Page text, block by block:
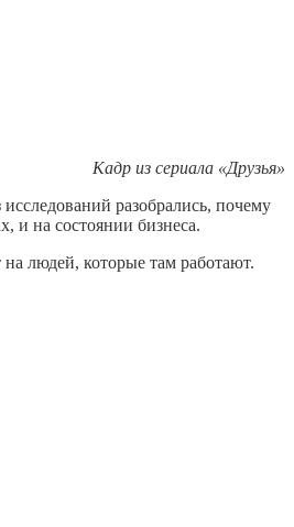
Кадр из сериала «Друзья»
разобрались, почему
и на состоянии бизнеса.
людей, которые там работают.